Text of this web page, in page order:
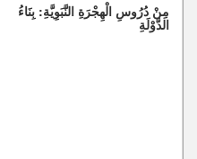
مِنْ دُرُوسِ الْهِجْرَةِ النَّبَوِيَّةِ: بِنَاءُ
الدَّوْلَةِ